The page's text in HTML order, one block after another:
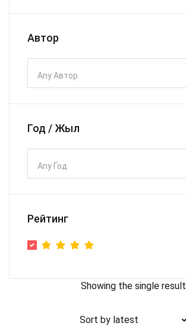
Showing the single result
Sort by latest
Автор
Any Автор
Год / Жыл
Any Год
Рейтинг